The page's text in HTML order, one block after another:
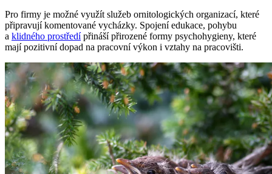
Pro firmy je možné využít služeb ornitologických organizací, které
připravují komentované vycházky. Spojení edukace, pohybu
a klidného prostředípřináší přirozené formy psychohygieny, které
mají pozitivní dopad na pracovní výkon i vztahy na pracovišti.